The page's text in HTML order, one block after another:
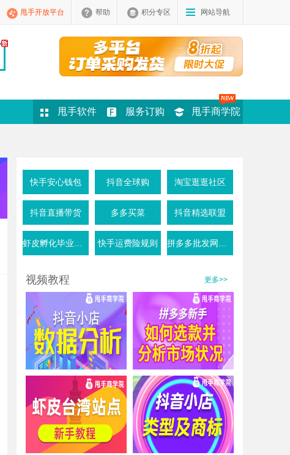
甩手开放平台 帮助 积分专区 网站导航
甩手软件 服务订购 甩手商学院
快手安心钱包 抖音全球购 淘宝逛逛社区
抖音直播带货 多多买菜 抖音精选联盟
快手运费险规则
视频教程 更多>>
抖音小店数据分析 拼多多新手如何选款并分析市场状况